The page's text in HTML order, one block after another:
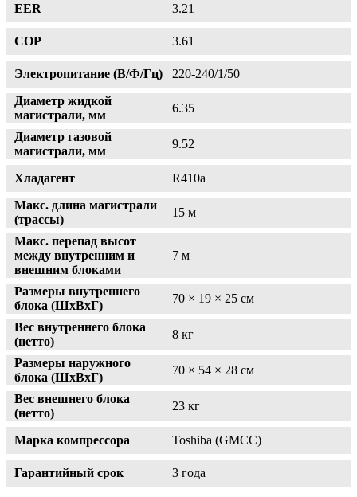
EER 3.21
COP 3.61
Электропитание (В/Ф/Гц)
220-240/1/50
Диаметр жидкой
магистрали, мм
6.35
Диаметр газовой
магистрали, мм
9.52
Хладагент
R410a
Макс. длина магистрали
(трассы)
15 м
Макс. перепад высот
между внутренним и
внешним блоками
7 м
Размеры внутреннего
блока (ШxВxГ)
70 × 19 × 25 см
Вес внутреннего блока
(нетто)
8 кг
Размеры наружного
блока (ШxВxГ)
70 × 54 × 28 см
Вес внешнего блока
(нетто)
23 кг
Марка компрессора Toshiba (GMCC)
Гарантийный срок 3 года